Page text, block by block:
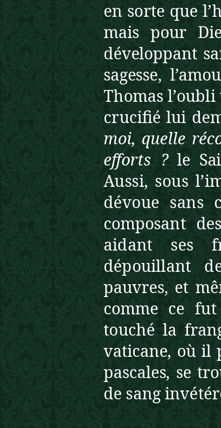
en sorte que
mais pour
développant
sagesse,
Thomas
crucifié lui
moi, quelle
efforts ?le
Aussi, sous
dévoue sans
composant
aidant ses
dépouillant
pauvres, et
comme ce fut
touché la
vaticane, où il
pascales, se
de sang